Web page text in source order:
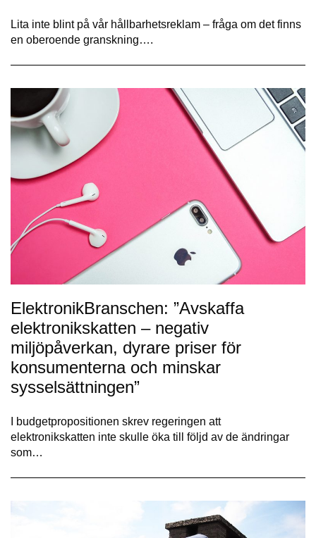
Lita inte blint på vår hållbarhetsreklam – fråga om det finns
en oberoende granskning….
ElektronikBranschen: ”Avskaffa
elektronikskatten – negativ
miljöpåverkan, dyrare priser för
konsumenterna och minskar
sysselsättningen”
I budgetpropositionen skrev regeringen att
elektronikskatten inte skulle öka till följd av de ändringar
som…